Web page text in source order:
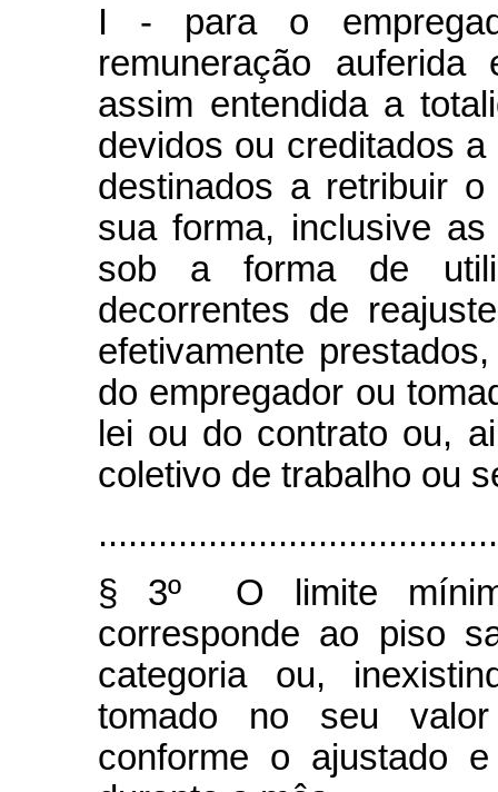
I - para o
remuneração
assim entendida a
devidos ou creditados
destinados a retribuir
sua forma, inclusive
sob a forma de
decorrentes de
efetivamente
do empregador ou
lei ou do contrato ou,
coletivo de trabalho ou
§ 3º
O limite
corresponde ao piso
categoria ou,
tomado no seu
conforme o ajustado